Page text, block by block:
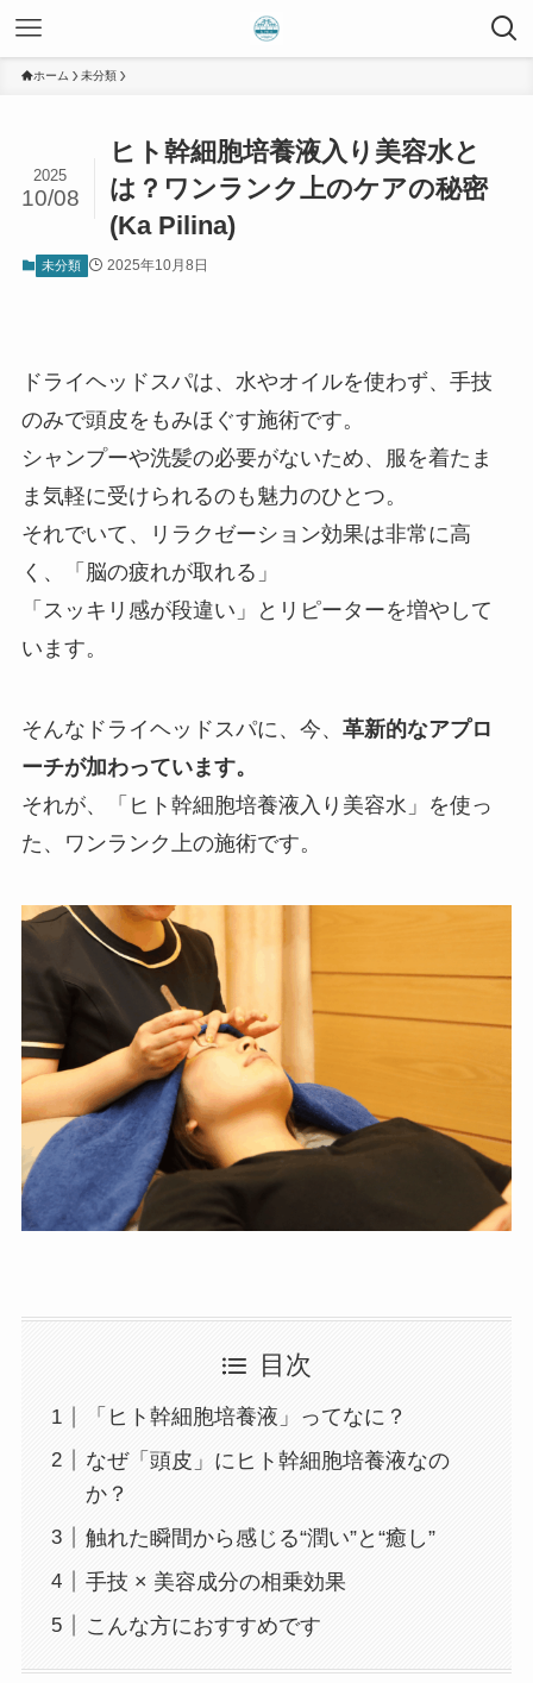
ホーム 未分類
ヒト幹細胞培養液入り美容水と
は？ワンランク上のケアの秘密
(Ka Pilina)
2025
10/08
未分類 2025年10月8日
ドライヘッドスパは、水やオイルを使わず、手技
のみで頭皮をもみほぐす施術です。
シャンプーや洗髪の必要がないため、服を着たま
ま気軽に受けられるのも魅力のひとつ。
それでいて、リラクゼーション効果は非常に高
く、「脳の疲れが取れる」
「スッキリ感が段違い」とリピーターを増やして
います。
そんなドライヘッドスパに、今、 革新的なアプロ
ーチが加わっています。
それが、「ヒト幹細胞培養液入り美容水」を使っ
た、ワンランク上の施術です。
目次
「ヒト幹細胞培養液」ってなに？
なぜ「頭皮」にヒト幹細胞培養液なの
か？
触れた瞬間から感じる“潤い”と“癒し”
手技 × 美容成分の相乗効果
こんな方におすすめです